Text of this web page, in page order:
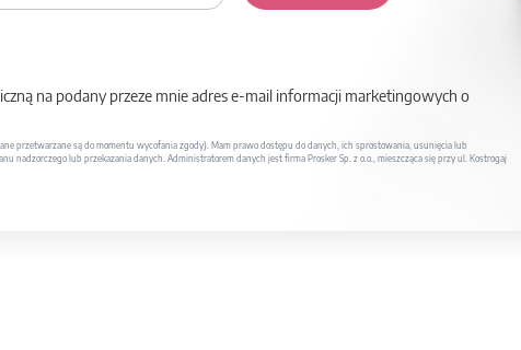
na podany przeze mnie adres e-mail informacji marketingowych o
przetwarzane są do momentu wycofania zgody). Mam prawo dostępu do danych, ich sprostowania, usunięcia lub
nadzorczego lub przekazania danych. Administratorem danych jest firma Prosker Sp. z o.o., mieszcząca się przy ul. Kostrogaj